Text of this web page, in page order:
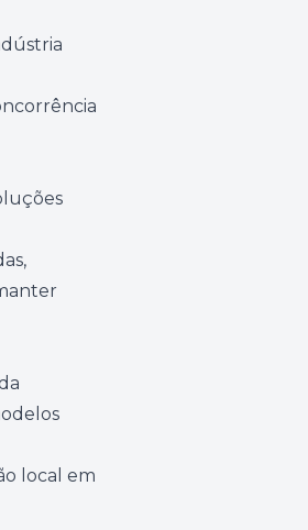
local em